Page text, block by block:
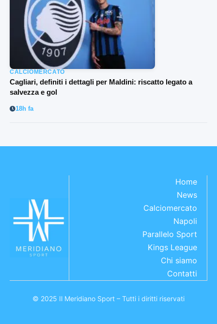
CALCIOMERCATO
Cagliari, definiti i dettagli per Maldini: riscatto legato a
salvezza e gol
18h fa
Home
News
Calciomercato
Napoli
Parallelo Sport
Kings League
Chi siamo
Contatti
© 2025 Il Meridiano Sport – Tutti i diritti riservati